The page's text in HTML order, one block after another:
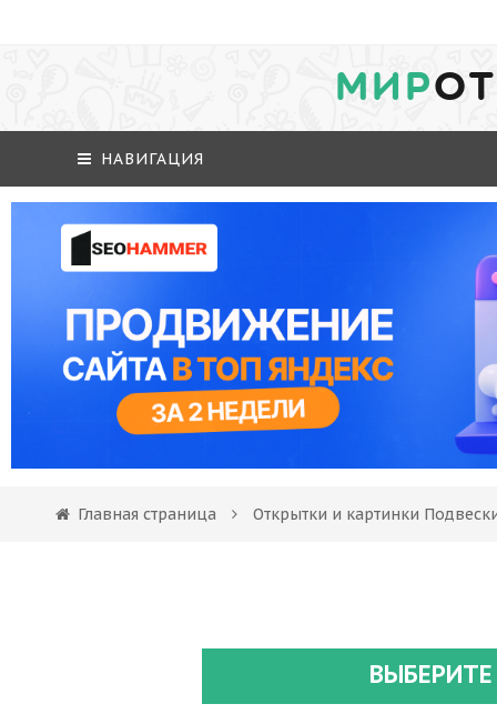
МИР
НАВИГАЦИЯ
Главная страница Открытки и картинки